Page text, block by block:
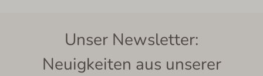
Unser Newsletter:
Neuigkeiten aus unserer